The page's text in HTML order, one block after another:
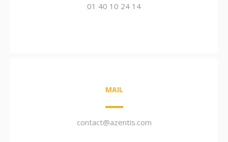
01 40 10 24 14
MAIL
contact@azentis.com